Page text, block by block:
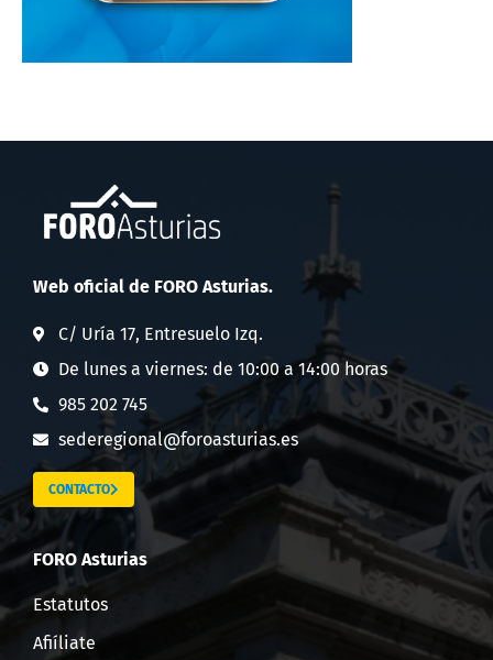
Web oficial de FORO Asturias.
C/ Uría 17, Entresuelo Izq.
De lunes a viernes: de 10:00 a 14:00 horas
985 202 745
sederegional@foroasturias.es
CONTACTO
FORO Asturias
Estatutos
Afiíliate